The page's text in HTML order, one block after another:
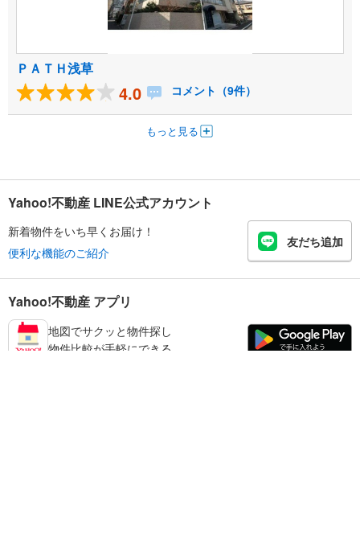
ＰＡＴＨ浅草
4.0 コメント（9件）
もっと見る
Yahoo!不動産 LINE公式アカウント
新着物件をいち早くお届け！
便利な機能のご紹介
友だち追加
Yahoo!不動産 アプリ
地図でサクッと物件探し
物件比較が手軽にできる